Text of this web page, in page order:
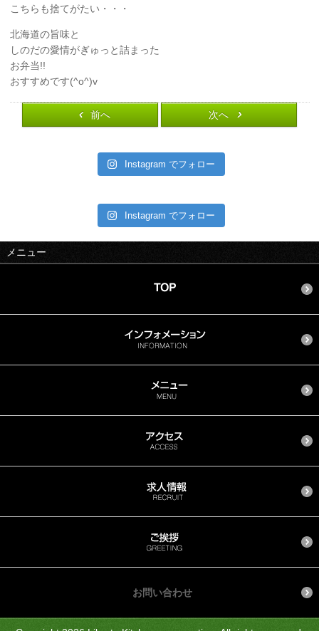
こちらも捨てがたい・・・
北海道の旨味と
しのだの愛情がぎゅっと詰まった
お弁当!!
おすすめです(^o^)v
前へ 次へ
Instagram でフォロー
Instagram でフォロー
メニュー
お問い合わせ